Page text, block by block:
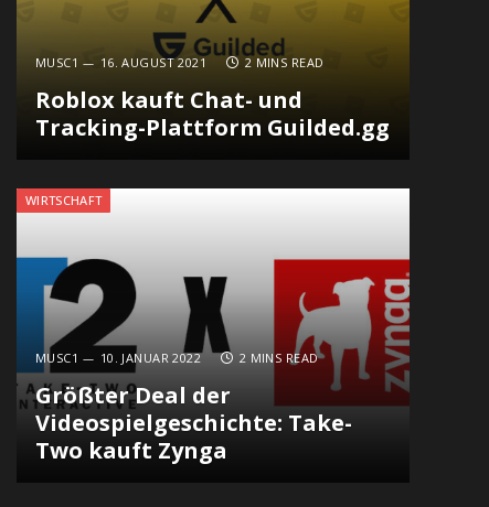
MUSC1 16. AUGUST 2021 2 MINS READ
Roblox kauft Chat- und
Tracking-Plattform Guilded.gg
WIRTSCHAFT
MUSC1 10. JANUAR 2022 2 MINS READ
Größter Deal der
Videospielgeschichte: Take-
Two kauft Zynga